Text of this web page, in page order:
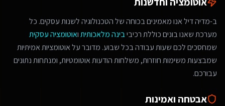
ב-מדיה דיל אנו מאמינים בכוחה של הטכנולוגיה לשנות עסקים. כל
מערכת שאנו בונים כוללת רכיביבינה מלאכותיתואוטומציה עסקית
שמחסכים לכם שעות עבודה בכל שבוע. מדובר על אוטומציות אמיתיות
שמבצעות משימות חוזרות, משלחות הודעות אוטומטיות, ומנתחות נתונים
עבורכם.
אבטחה ואמינות